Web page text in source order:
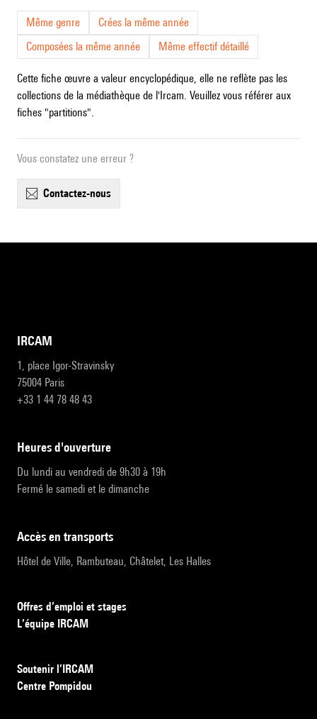
Même genre
Crées la même année
Composées la même année
Même effectif détaillé
Cette fiche œuvre a valeur encyclopédique, elle ne reflète pas les
collections de la médiathèque de l'Ircam. Veuillez vous référer aux
fiches "partitions".
Vous constatez une erreur ?
contactez-nous
IRCAM
1, place Igor-Stravinsky
75004 Paris
+33 1 44 78 48 43
heures d'ouverture
Du lundi au vendredi de 9h30 à 19h
Fermé le samedi et le dimanche
accès en transports
Hôtel de Ville, Rambuteau, Châtelet, Les Halles
Offres d’emploi et stages
L’équipe IRCAM
Soutenir l’IRCAM
Centre Pompidou